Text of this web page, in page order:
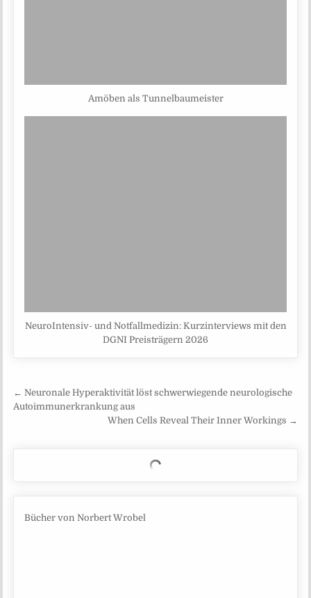
Amöben als Tunnelbaumeister
NeuroIntensiv- und Notfallmedizin: Kurzinterviews mit den
DGNI Preisträgern 2026
Beitragsnavigation
← Neuronale Hyperaktivität löst schwerwiegende neurologische
Autoimmunerkrankung aus
When Cells Reveal Their Inner Workings →
Bücher von Norbert Wrobel